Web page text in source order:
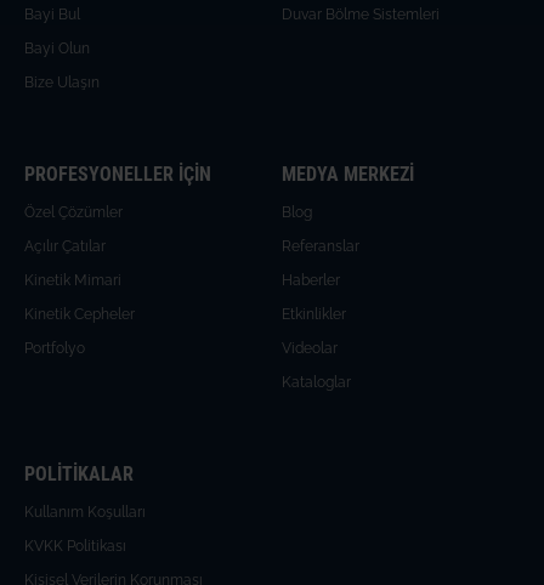
Bayi Bul
Bayi Olun
Bize Ulaşın
Duvar Bölme Sistemleri
PROFESYONELLER İÇİN
Özel Çözümler
Açılır Çatılar
Kinetik Mimari
Kinetik Cepheler
Portfolyo
MEDYA MERKEZİ
Blog
Referanslar
Haberler
Etkinlikler
Videolar
Kataloglar
POLİTİKALAR
Kullanım Koşulları
KVKK Politikası
Kişisel Verilerin Korunması